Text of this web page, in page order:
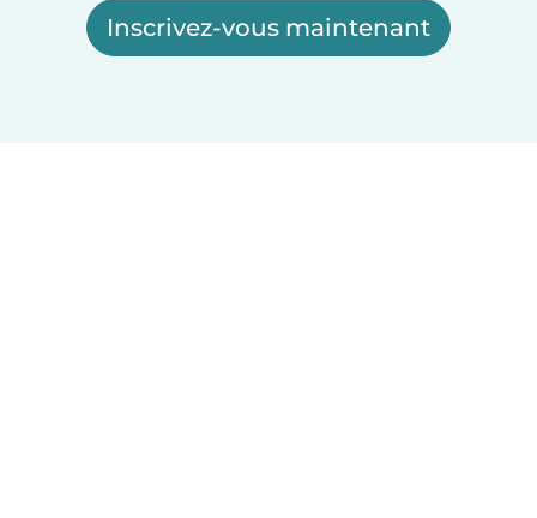
Inscrivez-vous maintenant